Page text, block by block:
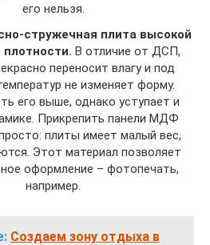
его нельзя.
стружечная плита высокой
плотности. В отличие от ДСП,
переносит влагу и под
не изменяет форму.
его выше, однако уступает и
Прикрепить панели МДФ
плиты имеет малый вес,
Этот материал позволяет
оформление – фотопечать,
например.
Создаем зону отдыха в